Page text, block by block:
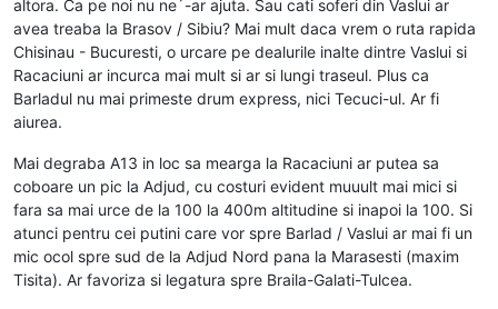
altora. Ca pe noi nu ne´-ar ajuta. Sau cati soferi din Vaslui ar
avea treaba la Brasov / Sibiu? Mai mult daca vrem o ruta rapida
Chisinau - Bucuresti, o urcare pe dealurile inalte dintre Vaslui si
Racaciuni ar incurca mai mult si ar si lungi traseul. Plus ca
Barladul nu mai primeste drum express, nici Tecuci-ul. Ar fi
aiurea.
Mai degraba A13 in loc sa mearga la Racaciuni ar putea sa
coboare un pic la Adjud, cu costuri evident muuult mai mici si
fara sa mai urce de la 100 la 400m altitudine si inapoi la 100. Si
atunci pentru cei putini care vor spre Barlad / Vaslui ar mai fi un
mic ocol spre sud de la Adjud Nord pana la Marasesti (maxim
Tisita). Ar favoriza si legatura spre Braila-Galati-Tulcea.